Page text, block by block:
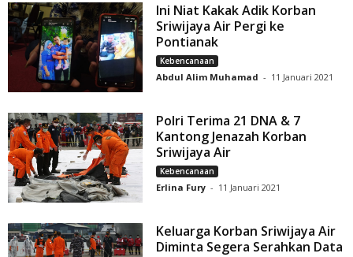
Ini Niat Kakak Adik Korban
Sriwijaya Air Pergi ke
Pontianak
Kebencanaan
Abdul Alim Muhamad - 11 Januari 2021
Polri Terima 21 DNA & 7
Kantong Jenazah Korban
Sriwijaya Air
Kebencanaan
Erlina Fury - 11 Januari 2021
Keluarga Korban Sriwijaya Air
Diminta Segera Serahkan Data